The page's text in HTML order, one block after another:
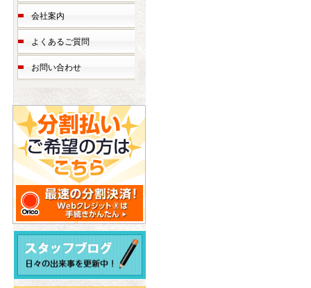
会社案内
よくあるご質問
お問い合わせ